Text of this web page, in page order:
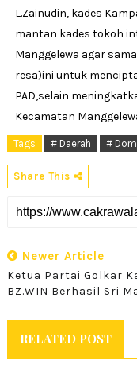
L.Zainudin, kades
mantan kades tokoh
Manggelewa agar
resa)ini untuk
PAD,selain
Kecamatan
Tags # Daerah #
Share This
Newer Article
Ketua Partai Golkar
BZ.WIN Berhasil Sri
RELATED POST